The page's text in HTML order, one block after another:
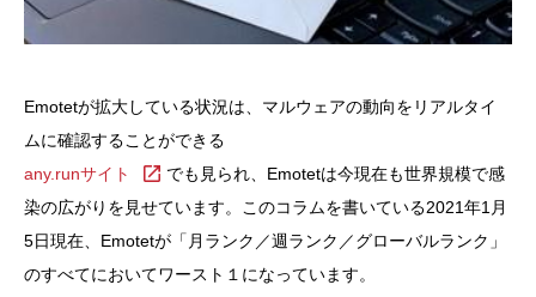
Emotetが拡大している状況は、マルウェアの動向をリアルタイ
ムに確認することができる
any.runサイト
でも見られ、Emotetは今現在も世界規模で感
染の広がりを見せています。このコラムを書いている2021年1月
5日現在、Emotetが「月ランク／週ランク／グローバルランク」
のすべてにおいてワースト１になっています。